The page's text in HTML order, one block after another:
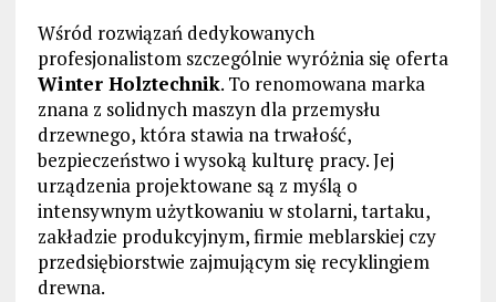
Wśród rozwiązań dedykowanych
profesjonalistom szczególnie wyróżnia się oferta
Winter Holztechnik. To renomowana marka
znana z solidnych maszyn dla przemysłu
drzewnego, która stawia na trwałość,
bezpieczeństwo i wysoką kulturę pracy. Jej
urządzenia projektowane są z myślą o
intensywnym użytkowaniu w stolarni, tartaku,
zakładzie produkcyjnym, firmie meblarskiej czy
przedsiębiorstwie zajmującym się recyklingiem
drewna.